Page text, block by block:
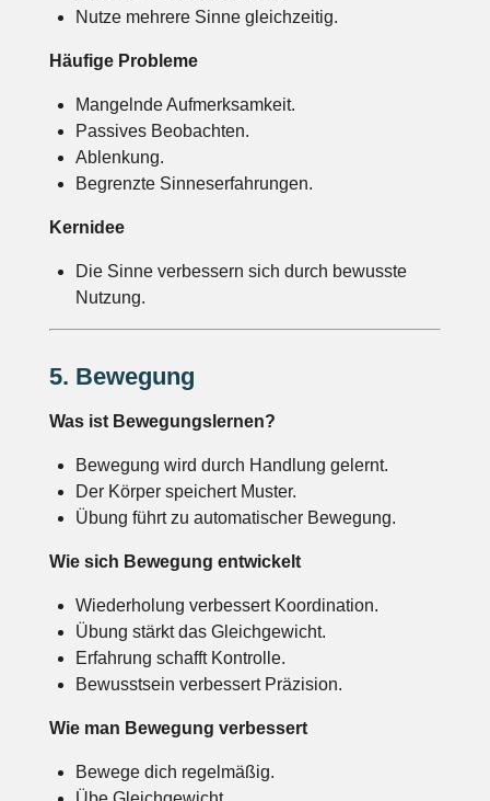
Nutze mehrere Sinne gleichzeitig.
Häufige Probleme
Mangelnde Aufmerksamkeit.
Passives Beobachten.
Ablenkung.
Begrenzte Sinneserfahrungen.
Kernidee
Die Sinne verbessern sich durch bewusste
Nutzung.
5. Bewegung
Was ist Bewegungslernen?
Bewegung wird durch Handlung gelernt.
Der Körper speichert Muster.
Übung führt zu automatischer Bewegung.
Wie sich Bewegung entwickelt
Wiederholung verbessert Koordination.
Übung stärkt das Gleichgewicht.
Erfahrung schafft Kontrolle.
Bewusstsein verbessert Präzision.
Wie man Bewegung verbessert
Bewege dich regelmäßig.